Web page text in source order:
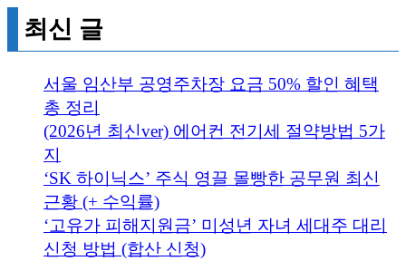
최신 글
서울 임산부 공영주차장 요금 50% 할인 혜택
총 정리
(2026년 최신ver) 에어컨 전기세 절약방법 5가
지
‘SK 하이닉스’ 주식 영끌 몰빵한 공무원 최신
근황 (+ 수익률)
‘고유가 피해지원금’ 미성년 자녀 세대주 대리
신청 방법 (합산 신청)